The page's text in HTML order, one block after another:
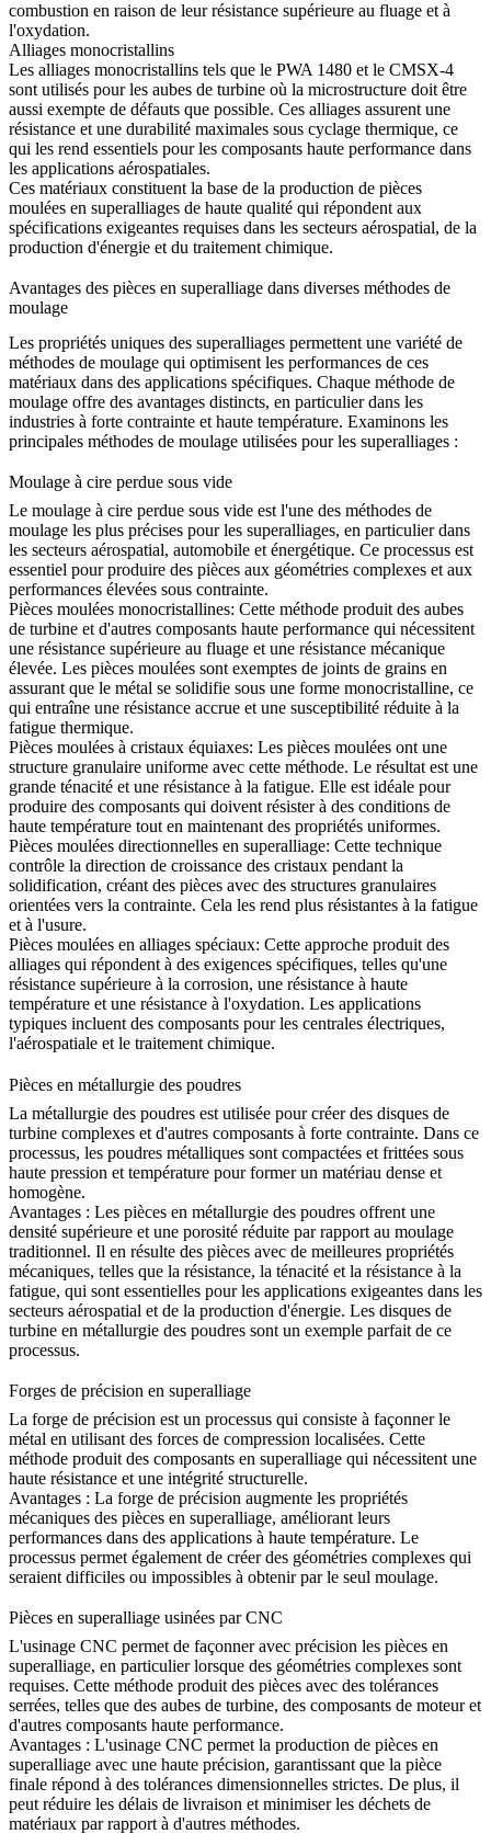
combustion en raison de leur résistance supérieure au fluage et à
l'oxydation.
Alliages monocristallins
Les alliages monocristallins tels que le PWA 1480 et le CMSX-4
sont utilisés pour les aubes de turbine où la microstructure doit être
aussi exempte de défauts que possible. Ces alliages assurent une
résistance et une durabilité maximales sous cyclage thermique, ce
qui les rend essentiels pour les composants haute performance dans
les applications aérospatiales.
Ces matériaux constituent la base de la production de pièces
moulées en superalliages de haute qualité qui répondent aux
spécifications exigeantes requises dans les secteurs aérospatial, de la
production d'énergie et du traitement chimique.
Avantages des pièces en superalliage dans diverses méthodes de
moulage
Les propriétés uniques des superalliages permettent une variété de
méthodes de moulage qui optimisent les performances de ces
matériaux dans des applications spécifiques. Chaque méthode de
moulage offre des avantages distincts, en particulier dans les
industries à forte contrainte et haute température. Examinons les
principales méthodes de moulage utilisées pour les superalliages :
Moulage à cire perdue sous vide
Le moulage à cire perdue sous vide est l'une des méthodes de
moulage les plus précises pour les superalliages, en particulier dans
les secteurs aérospatial, automobile et énergétique. Ce processus est
essentiel pour produire des pièces aux géométries complexes et aux
performances élevées sous contrainte.
Pièces moulées monocristallines: Cette méthode produit des aubes
de turbine et d'autres composants haute performance qui nécessitent
une résistance supérieure au fluage et une résistance mécanique
élevée. Les pièces moulées sont exemptes de joints de grains en
assurant que le métal se solidifie sous une forme monocristalline, ce
qui entraîne une résistance accrue et une susceptibilité réduite à la
fatigue thermique.
Pièces moulées à cristaux équiaxes: Les pièces moulées ont une
structure granulaire uniforme avec cette méthode. Le résultat est une
grande ténacité et une résistance à la fatigue. Elle est idéale pour
produire des composants qui doivent résister à des conditions de
haute température tout en maintenant des propriétés uniformes.
Pièces moulées directionnelles en superalliage: Cette technique
contrôle la direction de croissance des cristaux pendant la
solidification, créant des pièces avec des structures granulaires
orientées vers la contrainte. Cela les rend plus résistantes à la fatigue
et à l'usure.
Pièces moulées en alliages spéciaux: Cette approche produit des
alliages qui répondent à des exigences spécifiques, telles qu'une
résistance supérieure à la corrosion, une résistance à haute
température et une résistance à l'oxydation. Les applications
typiques incluent des composants pour les centrales électriques,
l'aérospatiale et le traitement chimique.
Pièces en métallurgie des poudres
La métallurgie des poudres est utilisée pour créer des disques de
turbine complexes et d'autres composants à forte contrainte. Dans ce
processus, les poudres métalliques sont compactées et frittées sous
haute pression et température pour former un matériau dense et
homogène.
Avantages : Les pièces en métallurgie des poudres offrent une
densité supérieure et une porosité réduite par rapport au moulage
traditionnel. Il en résulte des pièces avec de meilleures propriétés
mécaniques, telles que la résistance, la ténacité et la résistance à la
fatigue, qui sont essentielles pour les applications exigeantes dans les
secteurs aérospatial et de la production d'énergie. Les disques de
turbine en métallurgie des poudres sont un exemple parfait de ce
processus.
Forges de précision en superalliage
La forge de précision est un processus qui consiste à façonner le
métal en utilisant des forces de compression localisées. Cette
méthode produit des composants en superalliage qui nécessitent une
haute résistance et une intégrité structurelle.
Avantages : La forge de précision augmente les propriétés
mécaniques des pièces en superalliage, améliorant leurs
performances dans des applications à haute température. Le
processus permet également de créer des géométries complexes qui
seraient difficiles ou impossibles à obtenir par le seul moulage.
Pièces en superalliage usinées par CNC
L'usinage CNC permet de façonner avec précision les pièces en
superalliage, en particulier lorsque des géométries complexes sont
requises. Cette méthode produit des pièces avec des tolérances
serrées, telles que des aubes de turbine, des composants de moteur et
d'autres composants haute performance.
Avantages : L'usinage CNC permet la production de pièces en
superalliage avec une haute précision, garantissant que la pièce
finale répond à des tolérances dimensionnelles strictes. De plus, il
peut réduire les délais de livraison et minimiser les déchets de
matériaux par rapport à d'autres méthodes.